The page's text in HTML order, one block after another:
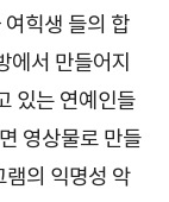
힉생 들의 합
에서 만들어지
있는 연예인들
영상물로 만들
램의 익명성 악